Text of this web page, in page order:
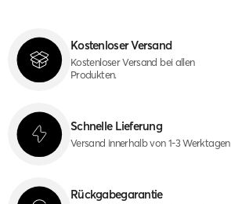
Kostenloser Versand
Kostenloser Versand bei allen
Produkten.
Schnelle Lieferung
Versand innerhalb von 1-3 Werktagen
Rückgabegarantie